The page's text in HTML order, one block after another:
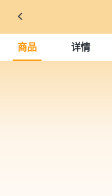
商品 详情